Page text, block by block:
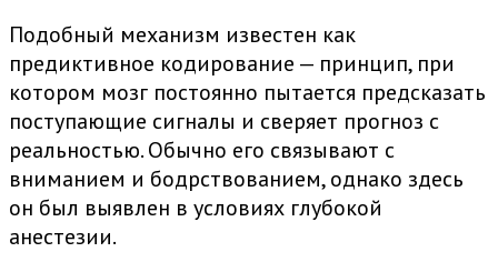
Подобный механизм известен как
предиктивное кодирование — принцип, при
котором мозг постоянно пытается предсказать
поступающие сигналы и сверяет прогноз с
реальностью. Обычно его связывают с
вниманием и бодрствованием, однако здесь
он был выявлен в условиях глубокой
анестезии.